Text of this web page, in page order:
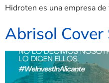
Hidroten es una empresa
Abrisol Cover